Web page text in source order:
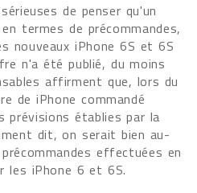
de penser qu'un
termes de précommandes,
nouveaux iPhone 6S et 6S
n'a été publié, du moins
affirment que, lors du
de iPhone commandé
prévisions établies par la
dit, on serait bien au-
effectuées en
les iPhone 6 et 6S.